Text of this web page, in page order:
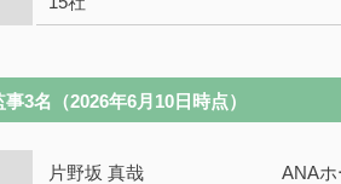
名（2026年6月10日時点）
片野坂 真哉 ANA